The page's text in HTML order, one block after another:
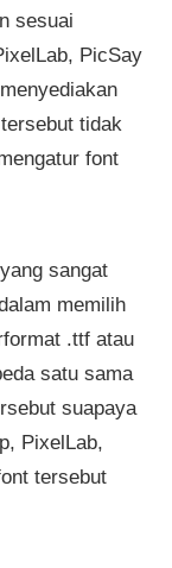
sesuai
PicSay
tidak
font
yang sangat
memilih
.ttf atau
satu sama
suapaya
PixelLab,
tersebut